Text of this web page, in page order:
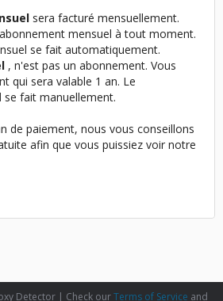
sera facturé mensuellement.
mensuel à tout moment.
se fait automatiquement.
, n'est pas un abonnement. Vous
qui sera valable 1 an. Le
fait manuellement.
de paiement, nous vous conseillons
afin que vous puissiez voir notre
Detector | Check ourTerms of Service and